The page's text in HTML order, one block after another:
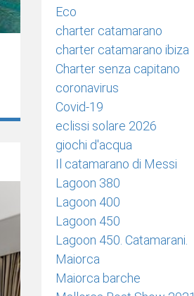
Eco
charter catamarano
charter catamarano ibiza
Charter senza capitano
coronavirus
Covid-19
eclissi solare 2026
giochi d'acqua
Il catamarano di Messi
Lagoon 380
Lagoon 400
Lagoon 450
Lagoon 450. Catamarani.
Maiorca
Maiorca barche